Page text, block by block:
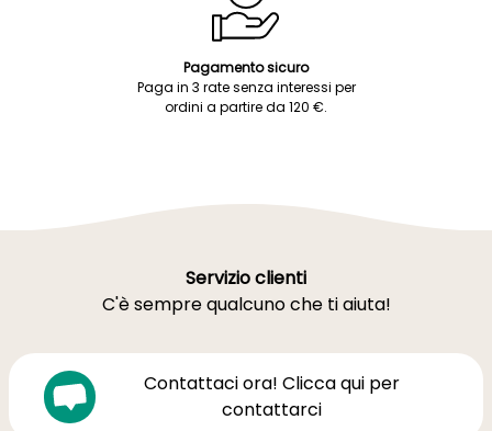
Pagamento sicuro
Paga in 3 rate senza interessi per
ordini a partire da 120 €.
Servizio clienti
C'è sempre qualcuno che ti aiuta!
Contattaci ora! Clicca qui per
contattarci